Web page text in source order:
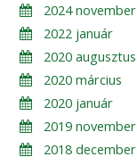
2024 november
2022 január
2020 augusztus
2020 március
2020 január
2019 november
2018 december